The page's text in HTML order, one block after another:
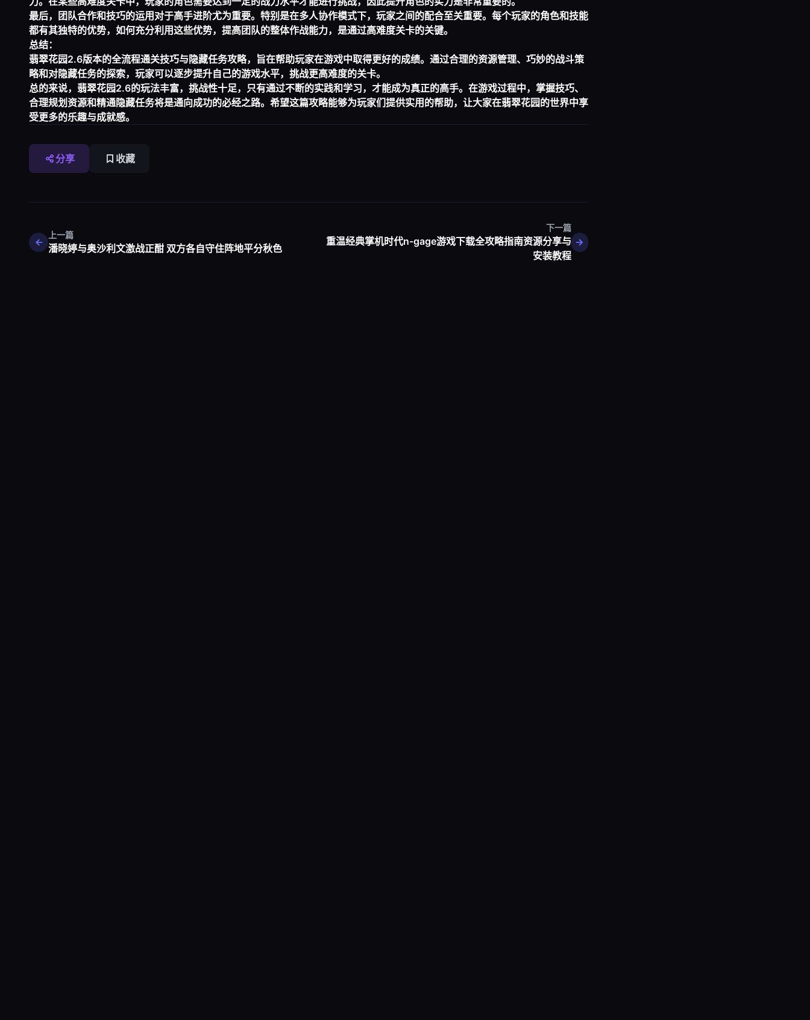
最后，团队合作和技巧的运用对于高手进阶尤为重要。特别是在多人协作模式下，玩家之间的配合至关重要。每个玩家的角色和技能
都有其独特的优势，如何充分利用这些优势，提高团队的整体作战能力，是通过高难度关卡的关键。
总结：
翡翠花园2.6版本的全流程通关技巧与隐藏任务攻略，旨在帮助玩家在游戏中取得更好的成绩。通过合理的资源管理、巧妙的战斗策
略和对隐藏任务的探索，玩家可以逐步提升自己的游戏水平，挑战更高难度的关卡。
总的来说，翡翠花园2.6的玩法丰富，挑战性十足，只有通过不断的实践和学习，才能成为真正的高手。在游戏过程中，掌握技巧、
合理规划资源和精通隐藏任务将是通向成功的必经之路。希望这篇攻略能够为玩家们提供实用的帮助，让大家在翡翠花园的世界中享
受更多的乐趣与成就感。
分享 收藏
上一篇
潘晓婷与奥沙利文激战正酣 双方各自守住阵地平分秋色
下一篇
重温经典掌机时代n-gage游戏下载全攻略指南资源分享与
安装教程